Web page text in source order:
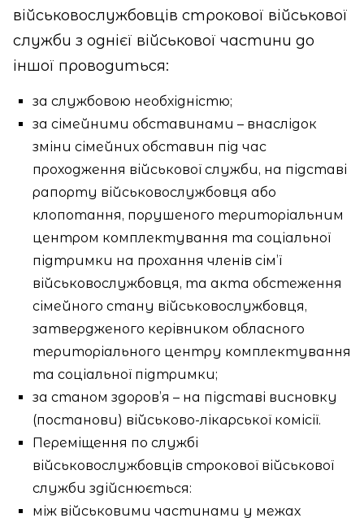
військовослужбовців строкової військової
служби з однієї військової частини до
іншої проводиться:
за службовою необхідністю;
за сімейними обставинами – внаслідок
зміни сімейних обставин під час
проходження військової служби, на підставі
рапорту військовослужбовця або
клопотання, порушеного територіальним
центром комплектування та соціальної
підтримки на прохання членів сім’ї
військовослужбовця, та акта обстеження
сімейного стану військовослужбовця,
затвердженого керівником обласного
територіального центру комплектування
та соціальної підтримки;
за станом здоров’я – на підставі висновку
(постанови) військово-лікарської комісії.
Переміщення по службі
військовослужбовців строкової військової
служби здійснюється:
між військовими частинами у межах